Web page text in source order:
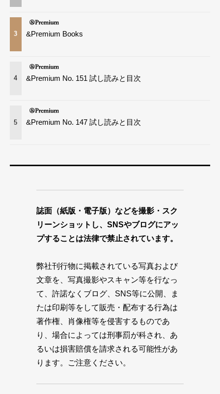
3 &Premium Books
4 &Premium No. 151 試し読みと目次
5 &Premium No. 147 試し読みと目次
誌面（紙版・電子版）などを撮影・スク
リーンショットし、SNSやブログにアッ
プすることは法律で禁止されています。
弊社刊行物に掲載されている写真および
文章を、写真撮影やスキャン等を行なっ
て、許諾なくブログ、SNS等に公開、ま
たは印刷等をして販売・配布する行為は
著作権、肖像権等を侵害するものであ
り、場合によっては刑事罰が科され、あ
るいは損害賠償を請求される可能性があ
ります。ご注意ください。